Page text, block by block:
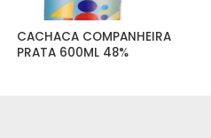
CACHACA COMPANHEIRA
PRATA 600ML 48%